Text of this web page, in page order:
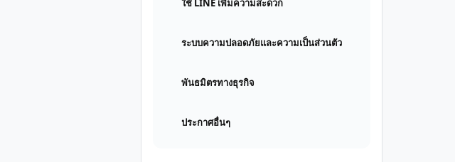
ใช้ LINE เพิ่มความสะดวก
ระบบความปลอดภัยและความเป็นส่วนตัว
พันธมิตรทางธุรกิจ
ประกาศอื่นๆ